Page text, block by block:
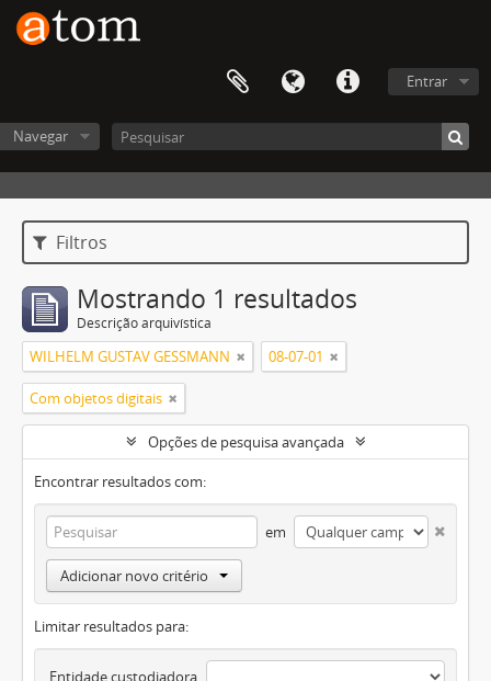
Entrar
Navegar
Filtros
Mostrando 1 resultados
Descrição arquivística
WILHELM GUSTAV GESSMANN 08-07-01
Com objetos digitais
Opções de pesquisa avançada
Encontrar resultados com:
em
Adicionar novo critério
Limitar resultados para:
Entidade custodiadora